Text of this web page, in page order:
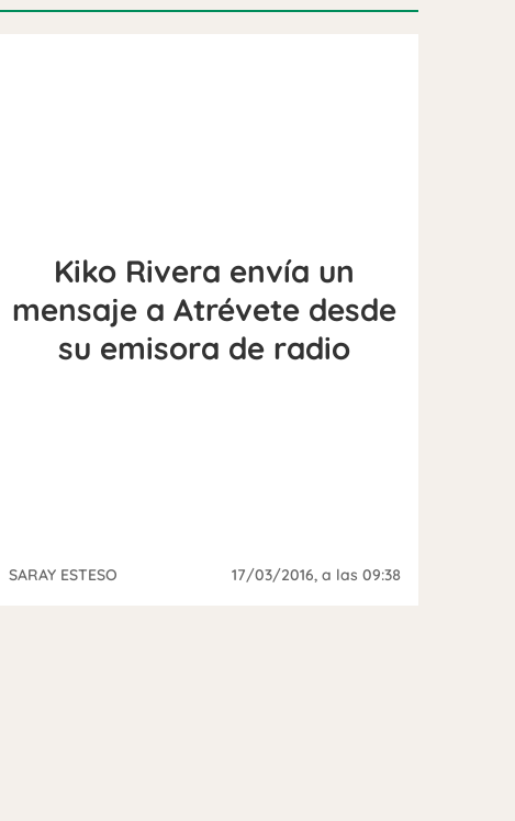
Kiko Rivera envía un
mensaje a Atrévete desde
su emisora de radio
SARAY ESTESO 17/03/2016, a las 09:38